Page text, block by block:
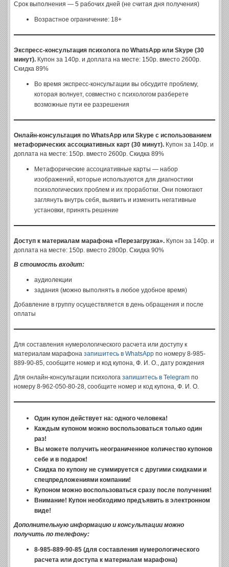
Срок выполнения — 5 рабочих дней (не считая дня получения)
Возрастное ограничение: 18+
Экспресс-консультация психолога по WhatsApp или Skype (30
минут). Купон за 140р. и доплата на месте: 150р. вместо 2600р.
Скидка 89%
Во время экспресс-консультации вы обсудите проблему,
которая волнует, совместно с психологом разберете
возможные пути ее разрешения
Онлайн-консультация по WhatsApp или Skype с использованием
метафорических ассоциативных карт (30 минут). Купон за 140р. и
доплата на месте: 150р. вместо 2600р. Скидка 89%
Метафорические ассоциативные карты — набор
изображений, которые используются для диагностики
психологических проблем и их проработки. Они помогают
заглянуть внутрь себя, выявить и изменить негативные
установки, принять решение
Доступ к материалам марафона «Перезагрузка». Купон за 140р. и
доплата на месте: 150р. вместо 2800р. Скидка 90%
В стоимость входит:
аудиолекции
задания (можно выполнять в любое удобное время)
Добавление в группу осуществляется в день обращения и после
оплаты
Для составления нумерологического расчета или доступу к
материалам марафона запишитесь в WhatsApp по номеру 8-985-
889-90-85, сообщите номер и код купона, Ф. И. О., дату рождения
Для онлайн-консультации психолога запишитесь в Telegram по
номеру 8-962-050-80-28, сообщите номер и код купона, Ф. И. О.
Один купон действует на: одного человека!
Каждым купоном можно воспользоваться только один
раз!
Вы можете получить неограниченное количество купонов
себе и в подарок!
Скидка по купону не суммируется с другими скидками и
спецпредложениями компании!
Купоном можно воспользоваться сразу после получения!
Внимание! Купон необходимо предъявить в электронном
виде!
Дополнительную информацию и консультации можно
получить по телефону:
8-985-889-90-85 (для составления нумерологического
расчета или доступа к материалам марафона)